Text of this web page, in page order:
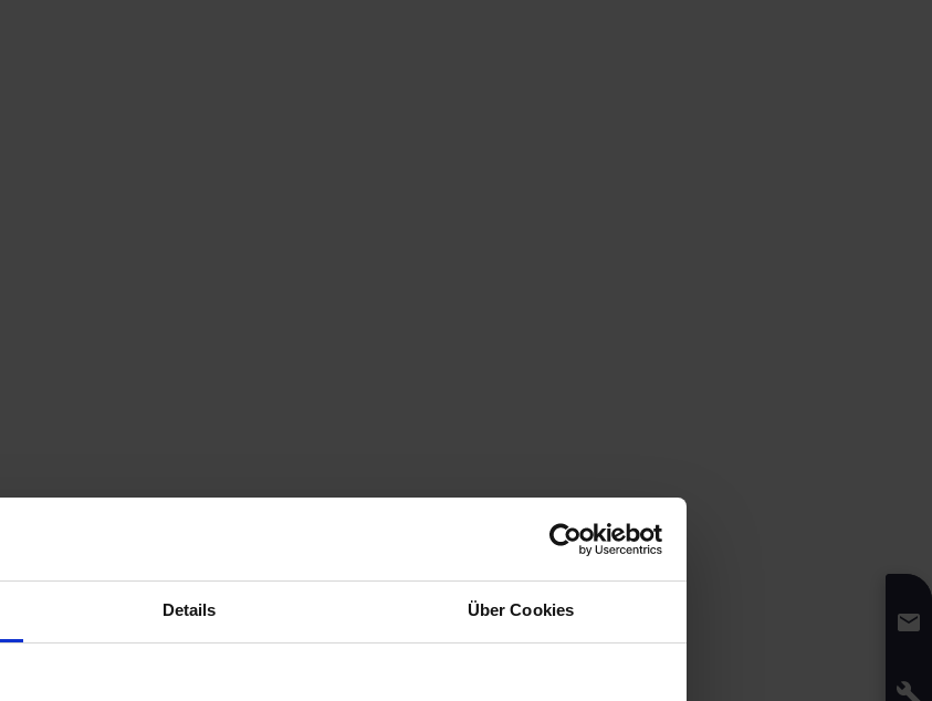
Details Über Cookies